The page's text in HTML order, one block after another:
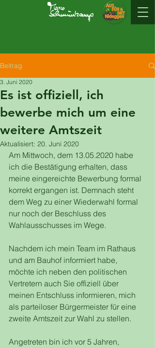
Beitrag
Es ist offiziell, ich
bewerbe mich um eine
weitere Amtszeit
3. Juni 2020
Aktualisiert: 20. Juni 2020
Am Mittwoch, dem 13.05.2020 habe
ich die Bestätigung erhalten, dass
meine eingereichte Bewerbung formal
korrekt ergangen ist. Demnach steht
dem Weg zu einer Wiederwahl formal
nur noch der Beschluss des
Wahlausschusses im Wege.
Nachdem ich mein Team im Rathaus
und am Bauhof informiert habe,
möchte ich neben den politischen
Vertretern auch Sie offiziell über
meinen Entschluss informieren, mich
als parteiloser Bürgermeister für eine
zweite Amtszeit zur Wahl zu stellen.
Angetreten bin ich vor 5 Jahren,